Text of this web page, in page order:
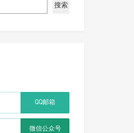
搜索
QQ邮箱
微信公众号